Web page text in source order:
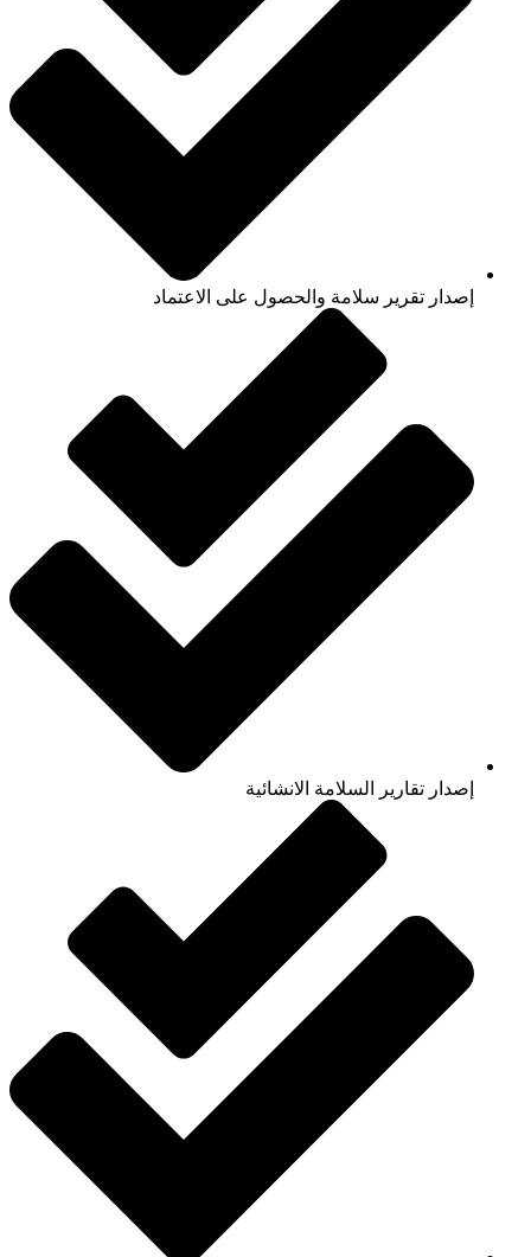
إصدار تقرير سلامة والحصول على الاعتماد
إصدار تقارير السلامة الانشائية